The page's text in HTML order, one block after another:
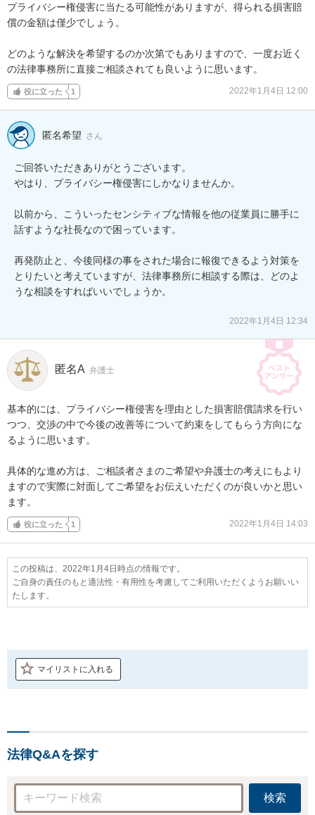
プライバシー権侵害に当たる可能性がありますが、得られる損害賠
償の金額は僅少でしょう。
どのような解決を希望するのか次第でもありますので、一度お近く
の法律事務所に直接ご相談されても良いように思います。
役に立った 1 2022年1月4日 12:00
匿名希望 さん
ご回答いただきありがとうございます。
やはり、プライバシー権侵害にしかなりませんか。
以前から、こういったセンシティブな情報を他の従業員に勝手に
話すような社長なので困っています。
再発防止と、今後同様の事をされた場合に報復できるよう対策を
とりたいと考えていますが、法律事務所に相談する際は、どのよ
うな相談をすればいいでしょうか。
2022年1月4日 12:34
匿名A 弁護士
基本的には、プライバシー権侵害を理由とした損害賠償請求を行い
つつ、交渉の中で今後の改善等について約束をしてもらう方向にな
るように思います。
具体的な進め方は、ご相談者さまのご希望や弁護士の考えにもより
ますので実際に対面してご希望をお伝えいただくのが良いかと思い
ます。
役に立った 1 2022年1月4日 14:03
この投稿は、2022年1月4日時点の情報です。
ご自身の責任のもと適法性・有用性を考慮してご利用いただくようお願いい
たします。
マイリストに入れる
法律Q&Aを探す
検索